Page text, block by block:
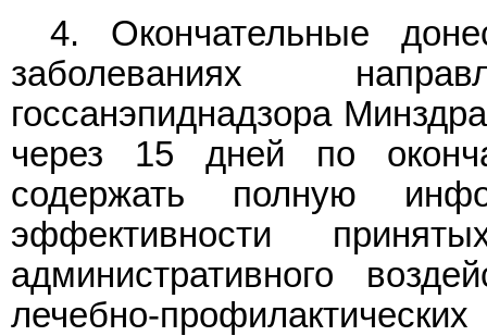
4. Окончательные
заболеваниях
госсанэпиднадзора
через 15 дней по
содержать полную
эффективности
административного
лечебно-